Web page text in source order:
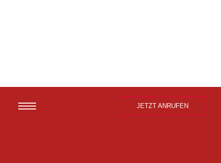
JETZT ANRUFEN